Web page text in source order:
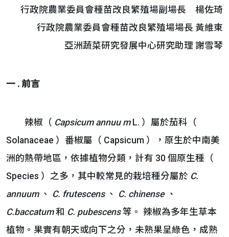
行政院農業委員會種苗改良繁殖場副場長 楊佐琦
行政院農業委員會種苗改良繁殖場場長 黃維東
亞洲蔬菜研究發展中心研究助理 謝雪琴
一 . 前言
辣椒（ Capsicum annuu m L. ）屬於茄科（
Solanaceae ）番椒屬（ Capsicum ），原生於中南美
洲的熱帶地區，依據植物分類，計有 30 個原生種（
Species ）之多，其中較常見的栽培種分屬於 C.
annuum 、 C. frutescens 、 C. chinense 、
C.baccatum和 C. pubescens等。 辣椒為多年生草本
植物。果實有朝天或向下之分，未熟果呈綠色，成熟